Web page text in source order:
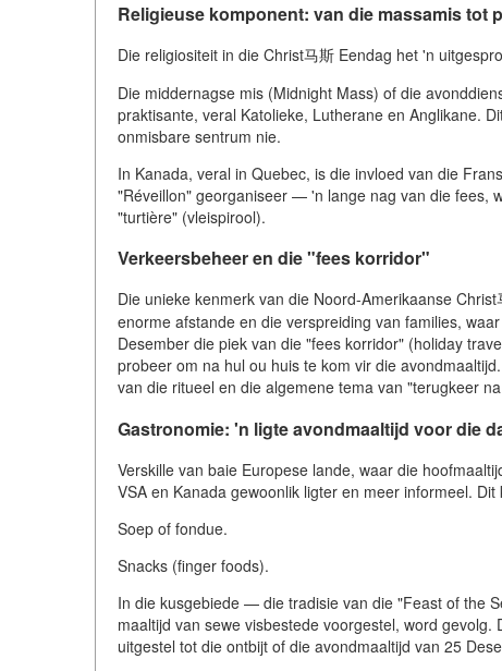
Religieuse komponent: van die massamis tot
Die religiositeit in die Christ马斯 Eendag het 'n
Die middernagse mis (Midnight Mass) of die
praktisante, veral Katolieke, Lutherane en Anglikane.
onmisbare sentrum nie.
In Kanada, veral in Quebec, is die invloed van die
"Réveillon" georganiseer — 'n lange nag van die fees,
"turtière" (vleispirool).
Verkeersbeheer en die "fees korridor"
Die unieke kenmerk van die Noord-Amerikaanse
enorme afstande en die verspreiding van families,
Desember die piek van die "fees korridor" (holiday
probeer om na hul ou huis te kom vir die
van die ritueel en die algemene tema van "terugkeer
Gastronomie: 'n ligte avondmaaltijd voor die
Verskille van baie Europese lande, waar die
VSA en Kanada gewoonlik ligter en meer informeel. Dit
Soep of fondue.
Snacks (finger foods).
In die kusgebiede — die tradisie van die "Feast of the
maaltijd van sewe visbestede voorgestel, word
uitgestel tot die ontbijt of die avondmaaltijd van 25